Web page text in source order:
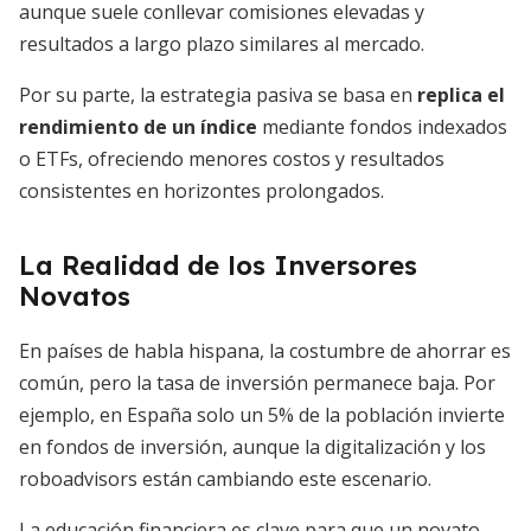
aunque suele conllevar comisiones elevadas y
resultados a largo plazo similares al mercado.
Por su parte, la estrategia pasiva se basa en replica el
rendimiento de un índice mediante fondos indexados
o ETFs, ofreciendo menores costos y resultados
consistentes en horizontes prolongados.
La Realidad de los Inversores
Novatos
En países de habla hispana, la costumbre de ahorrar es
común, pero la tasa de inversión permanece baja. Por
ejemplo, en España solo un 5% de la población invierte
en fondos de inversión, aunque la digitalización y los
roboadvisors están cambiando este escenario.